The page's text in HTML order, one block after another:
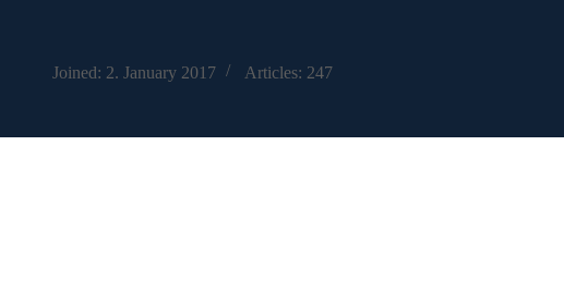
Joined: 2. January 2017 Articles: 247